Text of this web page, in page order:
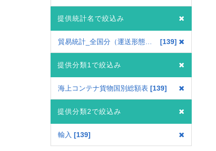
提供統計名で絞込み
139
提供分類1で絞込み
海上コンテナ貨物国別総額表 139
提供分類2で絞込み
輸入 139